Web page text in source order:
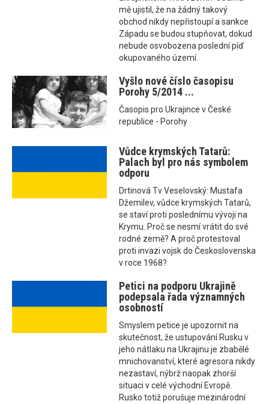
mě ujistil, že na žádný takový
obchod nikdy nepřistoupí a sankce
Západu se budou stupňovat, dokud
nebude osvobozena poslední píď
okupovaného území.
Vyšlo nové číslo časopisu
Porohy 5/2014 ...
Časopis pro Ukrajince v České
republice - Porohy
Vůdce krymských Tatarů:
Palach byl pro nás symbolem
odporu
Drtinová Tv Veselovský: Mustafa
Džemilev, vůdce krymských Tatarů,
se staví proti poslednímu vývoji na
Krymu. Proč se nesmí vrátit do své
rodné země? A proč protestoval
proti invazi vojsk do Československa
v roce 1968?
Petici na podporu Ukrajině
podepsala řada významných
osobností
Smyslem petice je upozornit na
skutečnost, že ustupování Rusku v
jeho nátlaku na Ukrajinu je zbabělé
mnichovanství, které agresora nikdy
nezastaví, nýbrž naopak zhorší
situaci v celé východní Evropě.
Rusko totiž porušuje mezinárodní